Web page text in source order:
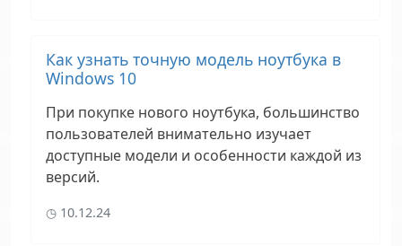
Как узнать точную модель ноутбука в
Windows 10
При покупке нового ноутбука, большинство
пользователей внимательно изучает
доступные модели и особенности каждой из
версий.
10.12.24